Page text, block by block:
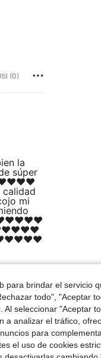
(0)
la
súper
mi
(0)
para brindar el servicio
todo", "Aceptar
seleccionar "Aceptar
a analizar el tráfico,
para
el uso de cookies